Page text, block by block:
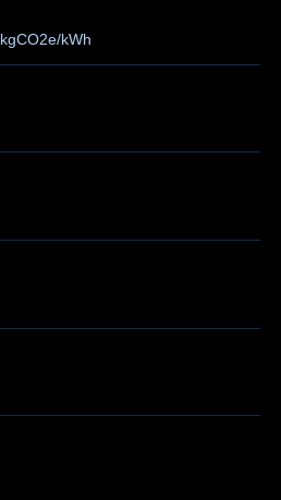
kgCO2e/kWh